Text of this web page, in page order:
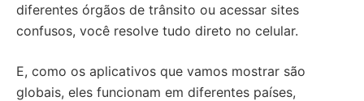
diferentes órgãos de trânsito ou acessar sites
confusos, você resolve tudo direto no celular.
E, como os aplicativos que vamos mostrar são
globais, eles funcionam em diferentes países,